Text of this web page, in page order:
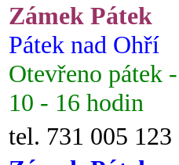
Zámek Pátek
Pátek nad Ohří
Otevřeno pátek
10 - 16 hodin
tel. 731 005 123